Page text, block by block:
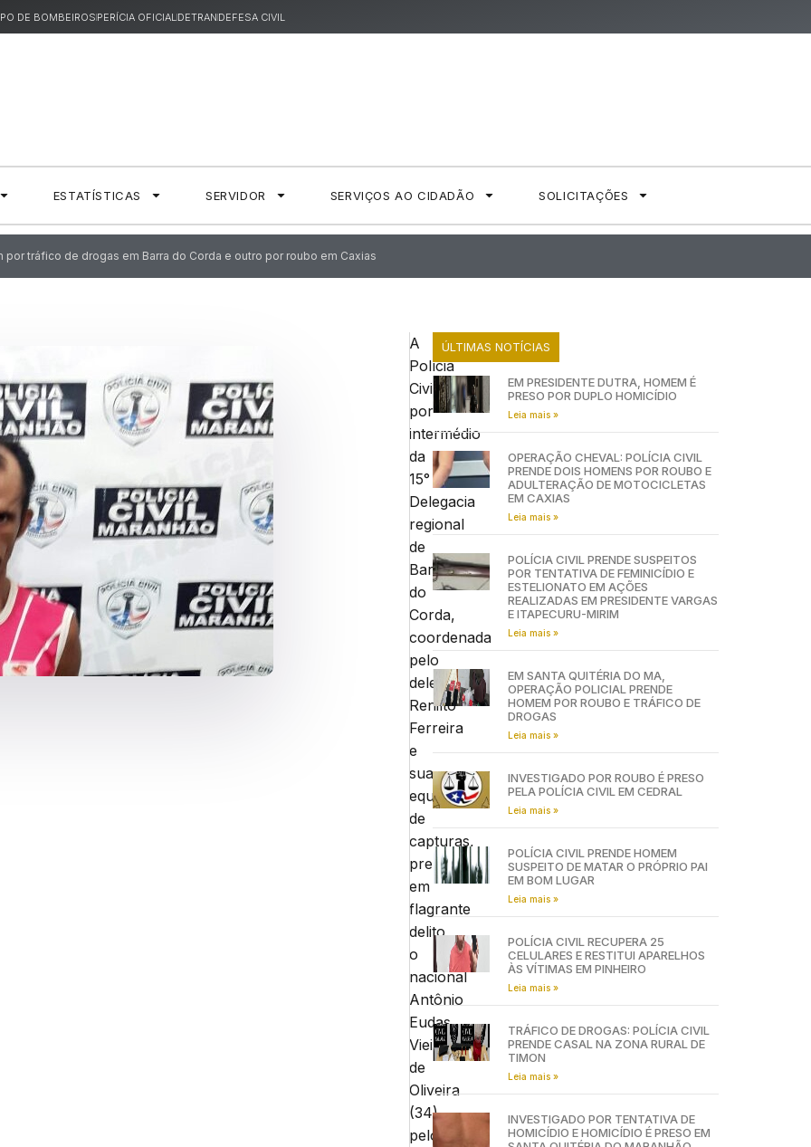
DE BOMBEIROSPERÍCIA OFICIALDETRANDEFESA CIVIL
ESTATÍSTICAS SERVIDOR SERVIÇOS AO CIDADÃO SOLICITAÇÕES
por tráfico de drogas em Barra do Corda e outro por roubo em Caxias
A
Polícia
Civil,
por
intermédio
da
15°
Delegacia
regional
de
Barra
do
Corda,
coordenada
pelo
delegado
Renilto
Ferreira
e
sua
equipe
de
capturas,
prendeu
em
flagrante
delito
o
nacional
Antônio
Eudas
Vieira
de
Oliveira
(34),
pelo
ÚLTIMAS NOTÍCIAS
EM PRESIDENTE DUTRA, HOMEM É
PRESO POR DUPLO HOMICÍDIO
Leia mais »
OPERAÇÃO CHEVAL: POLÍCIA CIVIL
PRENDE DOIS HOMENS POR ROUBO E
ADULTERAÇÃO DE MOTOCICLETAS
EM CAXIAS
Leia mais »
POLÍCIA CIVIL PRENDE SUSPEITOS
POR TENTATIVA DE FEMINICÍDIO E
ESTELIONATO EM AÇÕES
REALIZADAS EM PRESIDENTE VARGAS
E ITAPECURU-MIRIM
Leia mais »
EM SANTA QUITÉRIA DO MA,
OPERAÇÃO POLICIAL PRENDE
HOMEM POR ROUBO E TRÁFICO DE
DROGAS
Leia mais »
INVESTIGADO POR ROUBO É PRESO
PELA POLÍCIA CIVIL EM CEDRAL
Leia mais »
POLÍCIA CIVIL PRENDE HOMEM
SUSPEITO DE MATAR O PRÓPRIO PAI
EM BOM LUGAR
Leia mais »
POLÍCIA CIVIL RECUPERA 25
CELULARES E RESTITUI APARELHOS
ÀS VÍTIMAS EM PINHEIRO
Leia mais »
TRÁFICO DE DROGAS: POLÍCIA CIVIL
PRENDE CASAL NA ZONA RURAL DE
TIMON
Leia mais »
INVESTIGADO POR TENTATIVA DE
HOMICÍDIO E HOMICÍDIO É PRESO EM